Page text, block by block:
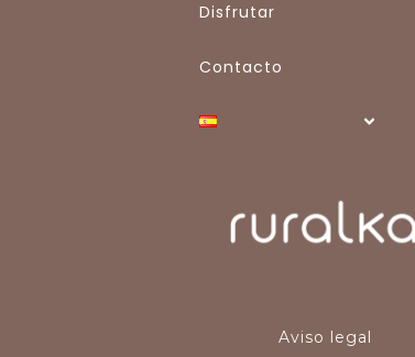
Disfrutar
Contacto
Aviso legal